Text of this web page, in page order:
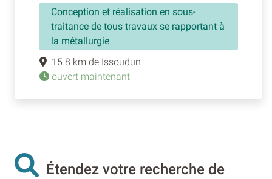
Conception et réalisation en sous-
traitance de tous travaux se rapportant à
la métallurgie
15.8 km de Issoudun
ouvert maintenant
Étendez votre recherche de